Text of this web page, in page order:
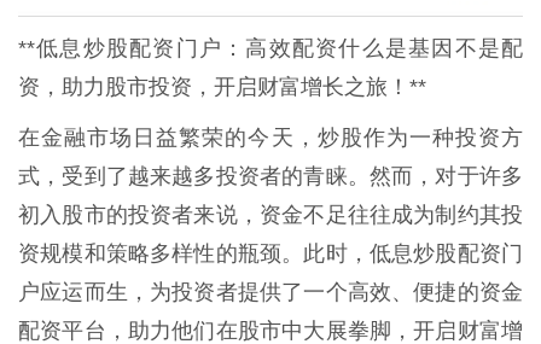
**低息炒股配资门户：高效配资什么是基因不是配
资，助力股市投资，开启财富增长之旅！**
在金融市场日益繁荣的今天，炒股作为一种投资方
式，受到了越来越多投资者的青睐。然而，对于许多
初入股市的投资者来说，资金不足往往成为制约其投
资规模和策略多样性的瓶颈。此时，低息炒股配资门
户应运而生，为投资者提供了一个高效、便捷的资金
配资平台，助力他们在股市中大展拳脚，开启财富增